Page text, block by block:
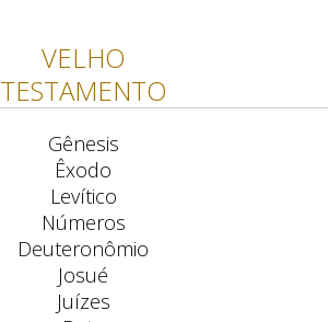
VELHO
TESTAMENTO
Gênesis
Êxodo
Levítico
Números
Deuteronômio
Josué
Juízes